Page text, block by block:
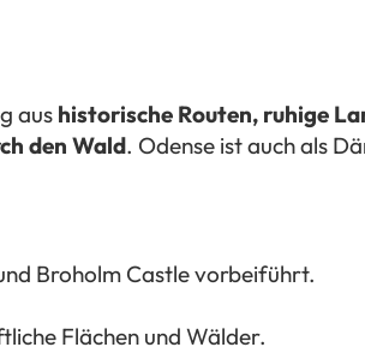
aus historische Routen, ruhige
den Wald. Odense ist auch als
Broholm Castle vorbeiführt.
Flächen und Wälder.